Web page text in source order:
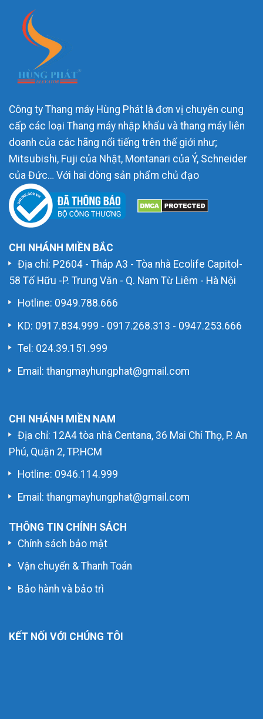
Công ty Thang máy Hùng Phát là đơn vị chuyên cung
cấp các loại Thang máy nhập khẩu và thang máy liên
doanh của các hãng nổi tiếng trên thế giới như;
Mitsubishi, Fuji của Nhật, Montanari của Ý, Schneider
của Đức… Với hai dòng sản phẩm chủ đạo
CHI NHÁNH MIỀN BẮC
Địa chỉ: P2604 - Tháp A3 - Tòa nhà Ecolife Capitol-
58 Tố Hữu -P. Trung Văn - Q. Nam Từ Liêm - Hà Nội
Hotline: 0949.788.666
KD: 0917.834.999 - 0917.268.313 - 0947.253.666
Tel: 024.39.151.999
Email: thangmayhungphat@gmail.com
CHI NHÁNH MIỀN NAM
Địa chỉ: 12A4 tòa nhà Centana, 36 Mai Chí Thọ, P. An
Phú, Quận 2, TP.HCM
Hotline: 0946.114.999
Email: thangmayhungphat@gmail.com
THÔNG TIN CHÍNH SÁCH
Chính sách bảo mật
Vận chuyển & Thanh Toán
Bảo hành và bảo trì
KẾT NỐI VỚI CHÚNG TÔI